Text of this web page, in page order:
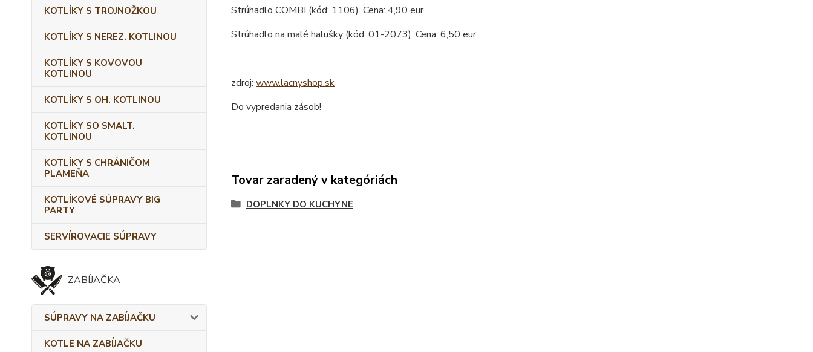
KOTLÍKY S TROJNOŽKOU
KOTLÍKY S NEREZ. KOTLINOU
KOTLÍKY S KOVOVOU
KOTLINOU
KOTLÍKY S OH. KOTLINOU
KOTLÍKY SO SMALT.
KOTLINOU
KOTLÍKY S CHRÁNIČOM
PLAMEŇA
KOTLÍKOVÉ SÚPRAVY BIG
PARTY
SERVÍROVACIE SÚPRAVY
ZABÍJAČKA
SÚPRAVY NA ZABÍJAČKU
KOTLE NA ZABÍJAČKU
Strúhadlo COMBI (kód: 1106). Cena: 4,90 eur
Strúhadlo na malé halušky (kód: 01-2073). Cena: 6,50 eur
zdroj: www.lacnyshop.sk
Do vypredania zásob!
Tovar zaradený v kategóriách
DOPLNKY DO KUCHYNE